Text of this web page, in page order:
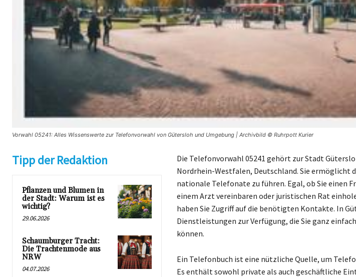
Vorwahl 05241: Alles Wissenswerte zur Telefonvorwahl von Gütersloh und Umgebung | Archivbild © Ruhrpott Kurier
Tipp der Redaktion
Pflanzen und Blumen in
der Stadt: Warum ist es
wichtig?
29.06.2026
Schaumburger Tracht:
Die Trachtenmode aus
NRW
04.07.2026
Die Telefonvorwahl 05241 gehört zur Stadt
Nordrhein-Westfalen, Deutschland. Sie ermöglicht
nationale Telefonate zu führen. Egal, ob Sie einen
einem Arzt vereinbaren oder juristischen Rat
haben Sie Zugriff auf die benötigten Kontakte. In
Dienstleistungen zur Verfügung, die Sie ganz
können.
Ein Telefonbuch ist eine nützliche Quelle, um
Es enthält sowohl private als auch geschäftliche